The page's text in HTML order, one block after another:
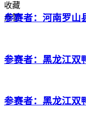
收藏
点赞
参赛者：河南罗山
参赛者：黑龙江双
参赛者：黑龙江双